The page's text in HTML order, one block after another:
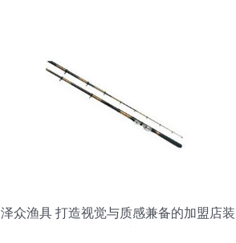
泽众渔具 打造视觉与质感兼备的加盟店装